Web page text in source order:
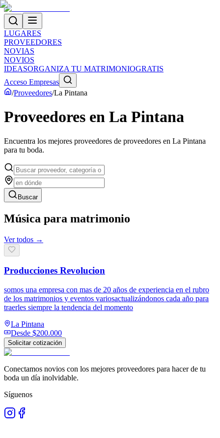
LUGARES
PROVEEDORES
NOVIAS
NOVIOS
IDEASORGANIZA TU MATRIMONIOGRATIS
Acceso Empresas
/Proveedores/La Pintana
Proveedores en La Pintana
Encuentra los mejores proveedores de proveedores en La Pintana
para tu boda.
Buscar
Música para matrimonio
Ver todos →
Producciones Revolucion
somos una empresa con mas de 20 años de experiencia en el rubro
de los matrimonios y eventos variosactualizándonos cada año para
traerles siempre la tendencia del momento
La Pintana
Desde $200.000
Solicitar cotización
Conectamos novios con los mejores proveedores para hacer de tu
boda un día inolvidable.
Síguenos